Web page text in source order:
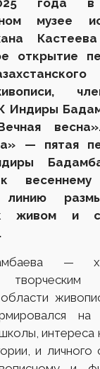
музее
Кастеева
открытие
Индиры
— пятая
к
линию
живом и
—
творческим
на
интереса
и личного